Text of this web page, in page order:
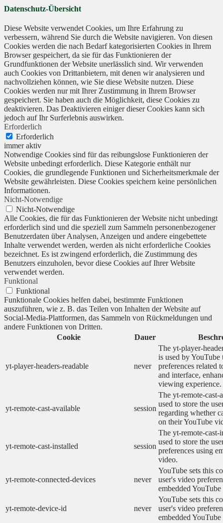
Datenschutz-Übersicht
Diese Website verwendet Cookies, um Ihre Erfahrung zu
verbessern, während Sie durch die Website navigieren. Von diesen
Cookies werden die nach Bedarf kategorisierten Cookies in Ihrem
Browser gespeichert, da sie für das Funktionieren der
Grundfunktionen der Website unerlässlich sind. Wir verwenden
auch Cookies von Drittanbietern, mit denen wir analysieren und
nachvollziehen können, wie Sie diese Website nutzen. Diese
Cookies werden nur mit Ihrer Zustimmung in Ihrem Browser
gespeichert. Sie haben auch die Möglichkeit, diese Cookies zu
deaktivieren. Das Deaktivieren einiger dieser Cookies kann sich
jedoch auf Ihr Surferlebnis auswirken.
Erforderlich
Erforderlich
immer aktiv
Notwendige Cookies sind für das reibungslose Funktionieren der
Website unbedingt erforderlich. Diese Kategorie enthält nur
Cookies, die grundlegende Funktionen und Sicherheitsmerkmale der
Website gewährleisten. Diese Cookies speichern keine persönlichen
Informationen.
Nicht-Notwendige
Nicht-Notwendige
Alle Cookies, die für das Funktionieren der Website nicht unbedingt
erforderlich sind und die speziell zum Sammeln personenbezogener
Benutzerdaten über Analysen, Anzeigen und andere eingebettete
Inhalte verwendet werden, werden als nicht erforderliche Cookies
bezeichnet. Es ist zwingend erforderlich, die Zustimmung des
Benutzers einzuholen, bevor diese Cookies auf Ihrer Website
verwendet werden.
Funktional
Funktional
Funktionale Cookies helfen dabei, bestimmte Funktionen
auszuführen, wie z. B. das Teilen von Inhalten der Website auf
Social-Media-Plattformen, das Sammeln von Rückmeldungen und
andere Funktionen von Dritten.
Cookie
Dauer
yt-player-headers-readable never
The yt-player-
is used by YouTube
preferences related
and interface,
viewing experience.
yt-remote-cast-available session
The yt-remote-cast-
used to store the
regarding whether
on their YouTube
yt-remote-cast-installed session
The yt-remote-cast-
used to store the
preferences using
video.
yt-remote-connected-devices never
YouTube sets this
user's video
embedded
yt-remote-device-id never
YouTube sets this
user's video
embedded